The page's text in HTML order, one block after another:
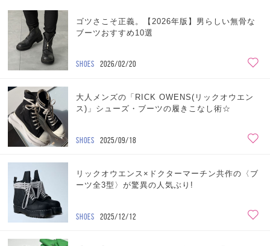
ゴツさこそ正義。【2026年版】男らしい無骨な
ブーツおすすめ10選
SHOES 2026/02/20
大人メンズの「RICK OWENS(リックオウエン
ス)」シューズ・ブーツの履きこなし術☆
SHOES 2025/09/18
リックオウエンス×ドクターマーチン共作の〈ブ
ーツ全3型〉が驚異の人気ぶり!
SHOES 2025/12/12